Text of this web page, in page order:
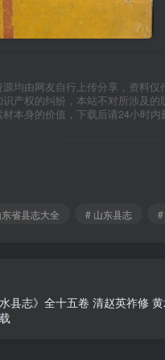
均由网友自行上传分享，资料
产权的纠纷，本站不对所涉及
本身的价值，下载后请24小时
省县志大全 # 山东县志
县志》全十五卷 清赵英祚修